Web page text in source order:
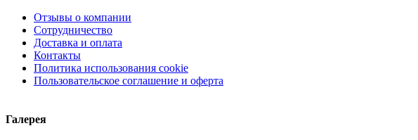
Отзывы о компании
Сотрудничество
Доставка и оплата
Контакты
Политика использования cookie
Пользовательское соглашение и оферта
Галерея